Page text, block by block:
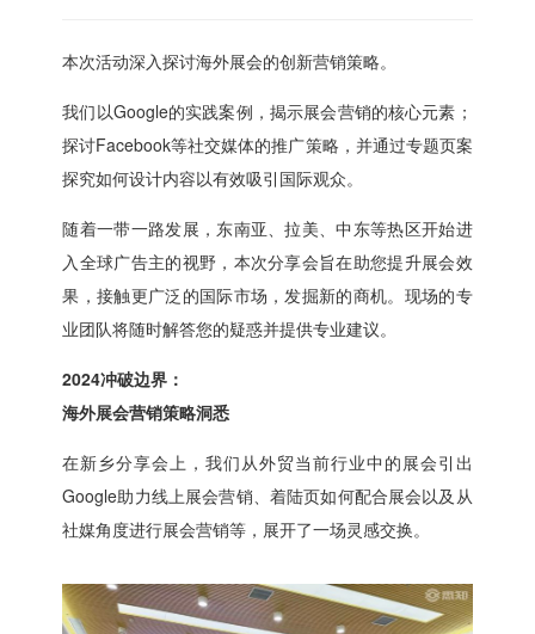
本次活动深入探讨海外展会的创新营销策略。
我们以Google的实践案例，揭示展会营销的核心元素；
探讨Facebook等社交媒体的推广策略，并通过专题页案
探究如何设计内容以有效吸引国际观众。
随着一带一路发展，东南亚、拉美、中东等热区开始进
入全球广告主的视野，本次分享会旨在助您提升展会效
果，接触更广泛的国际市场，发掘新的商机。现场的专
业团队将随时解答您的疑惑并提供专业建议。
2024冲破边界：
海外展会营销策略洞悉
在新乡分享会上，我们从外贸当前行业中的展会引出
Google助力线上展会营销、着陆页如何配合展会以及从
社媒角度进行展会营销等，展开了一场灵感交换。